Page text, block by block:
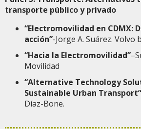
transporte público y privado
“Electromovilidad en CDMX:
acción”-Jorge A. Suárez. Volvo
“Hacia la Electromovilidad”
Movilidad
“Alternative Technology
Sustainable Urban Transport”
Díaz-Bone.